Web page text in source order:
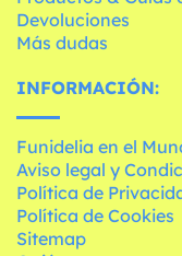
Devoluciones
Más dudas
INFORMACIÓN:
Funidelia en el
Aviso legal y
Política de
Política de Cookies
Sitemap